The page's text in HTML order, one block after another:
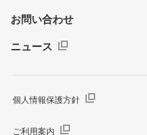
お問い合わせ
ニュース
個人情報保護方針
ご利用案内